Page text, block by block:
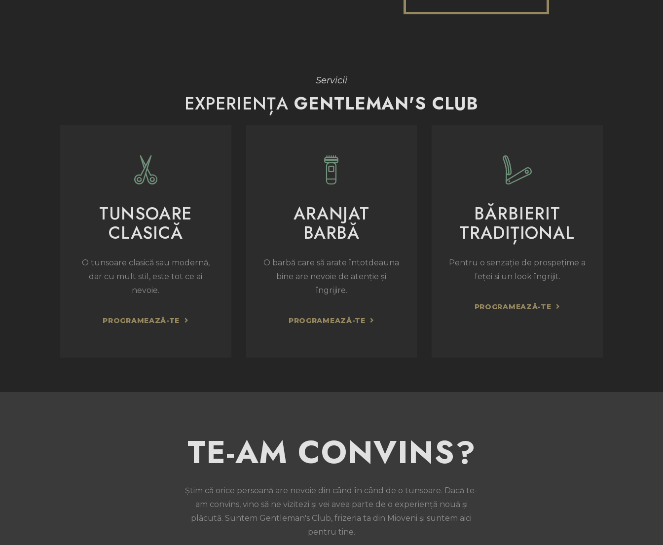
Servicii
EXPERIENȚA GENTLEMAN'S CLUB
TUNSOARE
CLASICĂ
O tunsoare clasică sau modernă,
dar cu mult stil, este tot ce ai
nevoie.
PROGRAMEAZĂ-TE
ARANJAT
BARBĂ
O barbă care să arate întotdeauna
bine are nevoie de atenție și
îngrijire.
PROGRAMEAZĂ-TE
BĂRBIERIT
TRADIȚIONAL
Pentru o senzație de prospețime a
feței si un look îngrijit.
PROGRAMEAZĂ-TE
TE-AM CONVINS?
Știm că orice persoană are nevoie din când în când de o tunsoare. Dacă te-
am convins, vino să ne vizitezi și vei avea parte de o experiență nouă și
plăcută. Suntem Gentleman's Club, frizeria ta din Mioveni și suntem aici
pentru tine.